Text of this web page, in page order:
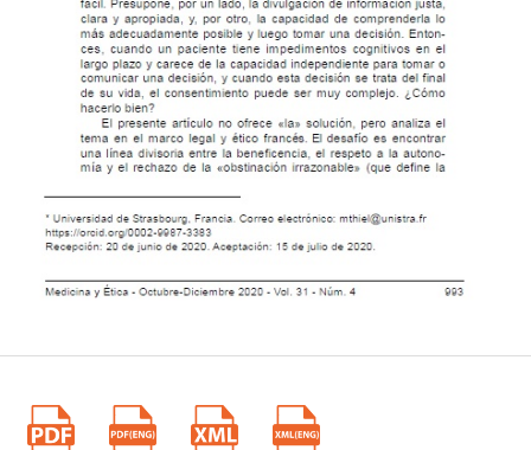
https://doi.org/10.1007/978-94-007-7377-6_2
12. Abbott KH, Sago JG, Breen CM, Abernethy AP, Tulsky JA,
Families looking back: one year after discussion of withdrawal or
withholding of life-sustaining support. Crit Care Med. 2001 Jan;
29(1): 197-201. https://doi.org/10.1097/0000 3246-200101000-
13. Mazaud A. Fin de vie en réanimation: vécu et prise en charge
vie. 2019 Jan; (136): 95-106.
https://doi.org/10.3917/jalmalv.136.0095
14. Davidson JE, Aslakson RA, Long AC, Puntillo KA, Kross EK,
Hart J, Cox CE, Wunsch H, Wickline MA, Nunnally ME, Netzer G,
Kentish-Barnes N, Sprung CL, Hartog CS, Coombs M, Gerritsen
MA, Lewis-Newby M, White DB, Swoboda SM, Cooke CR,Levy
Jan; 45(1): 103-128.